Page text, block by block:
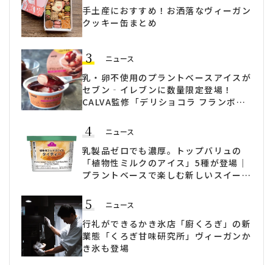
手土産におすすめ！お洒落なヴィーガン
クッキー缶まとめ
3 ニュース
乳・卵不使用のプラントベースアイスが
セブン‐イレブンに数量限定登場！
CALVA監修「デリショコラ フランボワ
4 ニュース
乳製品ゼロでも濃厚。トップバリュの
「植物性ミルクのアイス」5種が登場｜
プラントベースで楽しむ新しいスイーツ
5 ニュース
行礼ができるかき氷店「廚くろぎ」の新
業態「くろぎ甘味研究所」ヴィーガンか
き氷も登場